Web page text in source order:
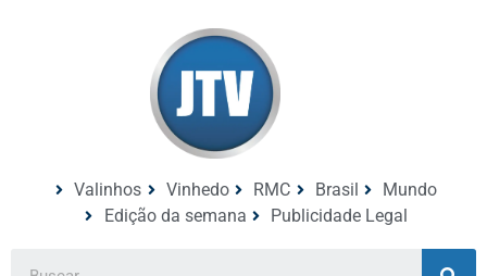
Valinhos Vinhedo RMC Brasil
Mundo
Edição da semana
Publicidade Legal